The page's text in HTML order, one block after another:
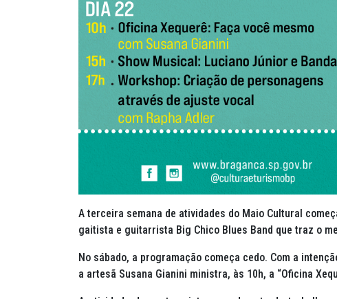
A terceira semana de atividades do Maio Cultural
gaitista e guitarrista Big Chico Blues Band que traz o
No sábado, a programação começa cedo. Com a
a artesã Susana Gianini ministra, às 10h, a “Oficina